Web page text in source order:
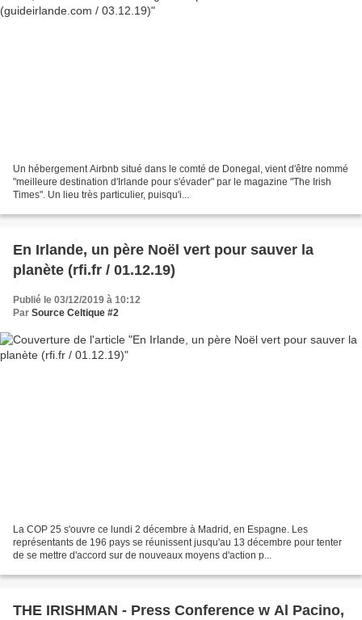
Un hébergement Airbnb situé dans le comté de Donegal, vient d'être nommé
"meilleure destination d'Irlande pour s'évader" par le magazine "The Irish
Times". Un lieu très particulier, puisqu'i...
En Irlande, un père Noël vert pour sauver la
planète (rfi.fr / 01.12.19)
Publié le 03/12/2019 à 10:12
Par Source Celtique #2
La COP 25 s'ouvre ce lundi 2 décembre à Madrid, en Espagne. Les
représentants de 196 pays se réunissent jusqu'au 13 décembre pour tenter
de se mettre d'accord sur de nouveaux moyens d'action p...
THE IRISHMAN - Press Conference w Al Pacino,